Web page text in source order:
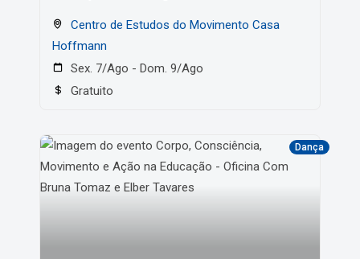
Hoffmann
Sex. 7/Ago - Dom. 9/Ago
Gratuito
Dança